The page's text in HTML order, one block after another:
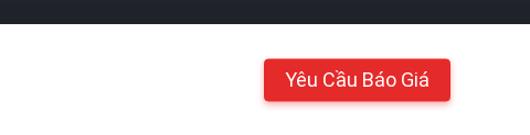
Yêu Cầu Báo Giá